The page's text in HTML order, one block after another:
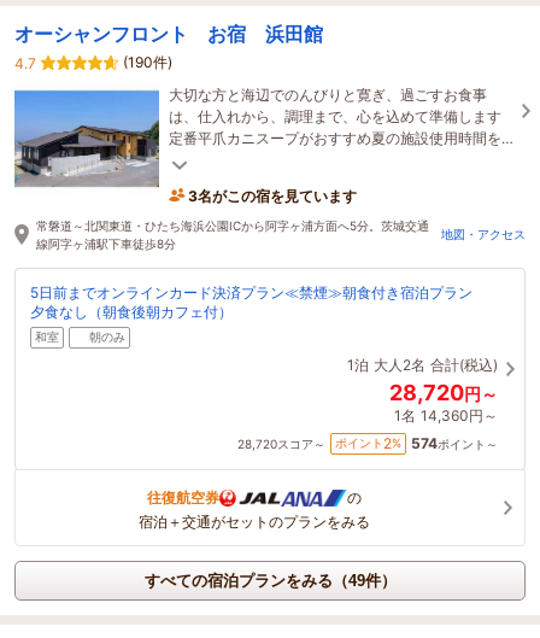
オーシャンフロント お宿 浜田館
4.7
(190件)
大切な方と海辺でのんびりと寛ぎ、過ごすお食事
は、仕入れから、調理まで、心を込めて準備します
定番平爪カニスープがおすすめ夏の施設使用時間を
アップしました公式サイトで確認お願いします
3名がこの宿を見ています
常磐道～北関東道・ひたち海浜公園ICから阿字ヶ浦方面へ5分。茨城交通
線阿字ヶ浦駅下車徒歩8分
地図・アクセス
5日前までオンラインカード決済プラン≪禁煙≫朝食付き宿泊プラン
夕食なし（朝食後朝カフェ付）
和室 朝のみ
1泊 大人2名 合計(税込)
28,720円～
1名 14,360円～
28,720スコア～ ポイント 2% 574ポイント～
往復航空券
の
宿泊＋交通がセットのプランをみる
すべての宿泊プランをみる（49件）